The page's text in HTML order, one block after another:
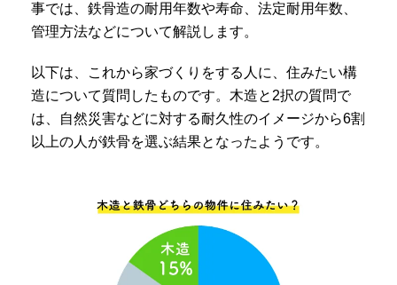
事では、鉄骨造の耐用年数や寿命、法定耐用年数、
管理方法などについて解説します。
以下は、これから家づくりをする人に、住みたい構
造について質問したものです。木造と2択の質問で
は、自然災害などに対する耐久性のイメージから6割
以上の人が鉄骨を選ぶ結果となったようです。